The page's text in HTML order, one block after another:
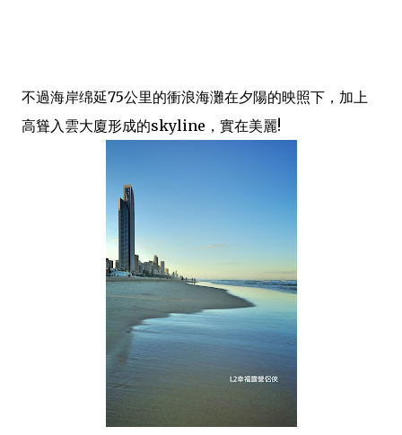
不過海岸绵延75公里的衝浪海灘在夕陽的映照下，加上
高聳入雲大廈形成的skyline，實在美麗!